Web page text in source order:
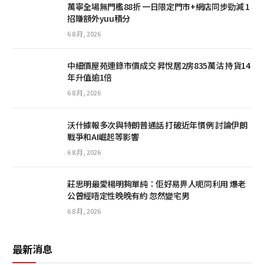
萬寧全場無門檻88折 一日限定門市+網店同步勁減 1
招賺額外yuu積分
6 8 月, 2026
中細價屋苑連錄市價成交 昇悅居2房835萬沽 持貨14
年升值逾1倍
6 8 月, 2026
沃什據報多次與特朗普通話 打破近年慣例 討論伊朗
戰爭和AI崛起等影響
6 8 月, 2026
莊思明最愛楊明夠單純：佢好易畀人呃同利用 爆老
公曾經唔定性晚晚有約 忽然變宅男
6 8 月, 2026
最新消息